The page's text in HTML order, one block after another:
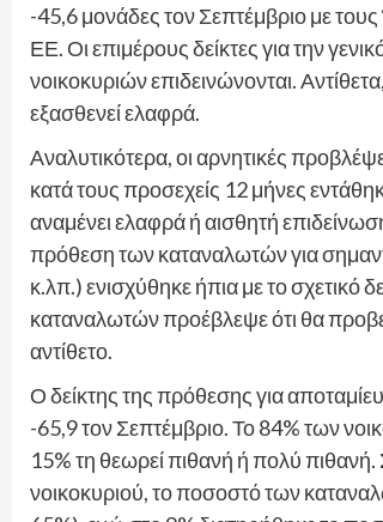
-45,6 μονάδες τον Σεπτέμβριο με
ΕΕ. Οι επιμέρους δείκτες για την
νοικοκυριών επιδεινώνονται.
εξασθενεί ελαφρά.
Αναλυτικότερα, οι αρνητικές
κατά τους προσεχείς 12 μήνες
αναμένει ελαφρά ή αισθητή
πρόθεση των καταναλωτών για
κ.λπ.) ενισχύθηκε ήπια με το
καταναλωτών προέβλεψε ότι θα
αντίθετο.
Ο δείκτης της πρόθεσης για
-65,9 τον Σεπτέμβριο. Το 84% των
15% τη θεωρεί πιθανή ή πολύ πιθανή.
νοικοκυριού, το ποσοστό των